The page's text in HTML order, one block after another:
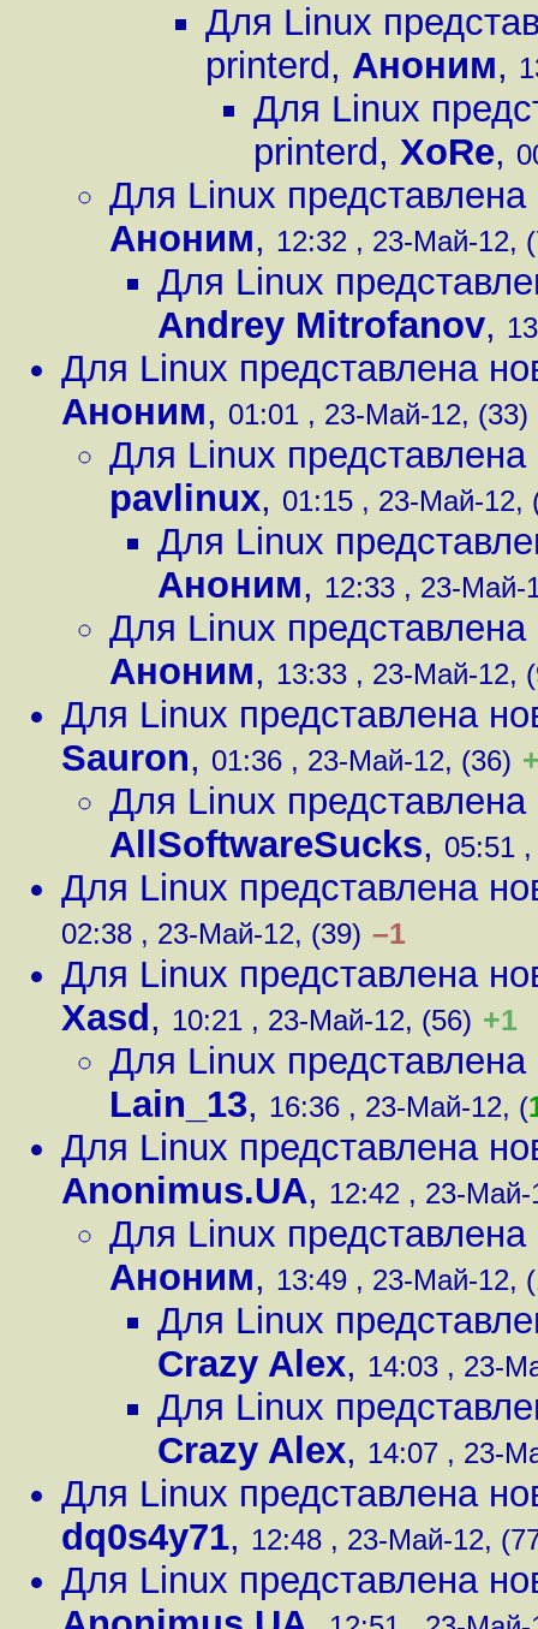
Для Linux
printerd, Аноним,
Для Linux
printerd, XoRe,
Для Linux
Аноним, 12:32 , 23-Май-12,
Для Linux
Andrey Mitrofanov,
Для Linux представлена
Аноним, 01:01 , 23-Май-12, (33)
Для Linux
pavlinux, 01:15 , 23-Май-12,
Для Linux
Аноним, 12:33 , 23-Май-
Для Linux
Аноним, 13:33 , 23-Май-12,
Для Linux представлена
Sauron, 01:36 , 23-Май-12, (36)
Для Linux
AllSoftwareSucks, 05:51
Для Linux представлена
02:38 , 23-Май-12, (39) –1
Для Linux представлена
Xasd , 10:21 , 23-Май-12, (56) +1
Для Linux
Lain_13, 16:36 , 23-Май-12, (
Для Linux представлена
Anonimus.UA, 12:42 , 23-Май-
Для Linux
Аноним, 13:49 , 23-Май-12,
Для Linux
Crazy Alex, 14:03 , 23-
Для Linux
Crazy Alex, 14:07 , 23-
Для Linux представлена
dq0s4y71, 12:48 , 23-Май-12,
Для Linux представлена